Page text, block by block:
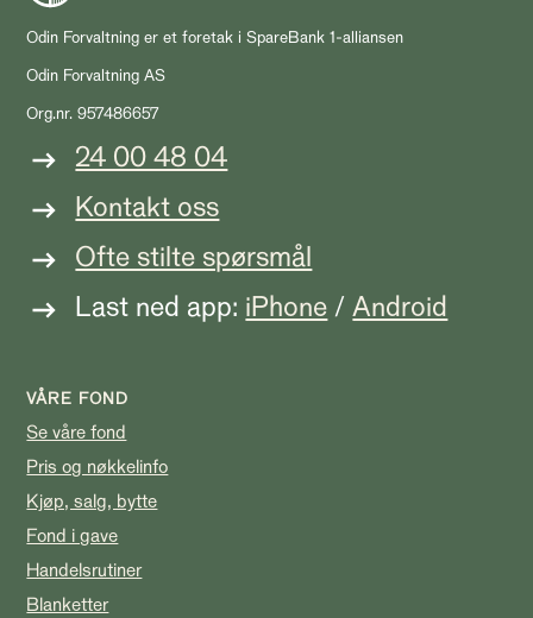
Odin Forvaltning er et foretak i SpareBank 1-alliansen
Odin Forvaltning AS
Org.nr. 957486657
24 00 48 04
Kontakt oss
Ofte stilte spørsmål
Last ned app: iPhone /Android
VÅRE FOND
Se våre fond
Pris og nøkkelinfo
Kjøp, salg, bytte
Fond i gave
Handelsrutiner
Blanketter